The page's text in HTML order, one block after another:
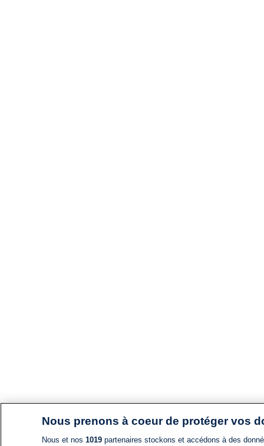
Nous prenons à coeur de protéger vos
Nous et nos 1019partenaires stockons et accédons à des